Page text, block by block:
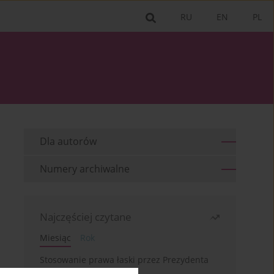
PL
EN
RU
Dla autorów
Numery archiwalne
Najczęściej czytane
Miesiąc
Stosowanie prawa łaski przez Prezydenta